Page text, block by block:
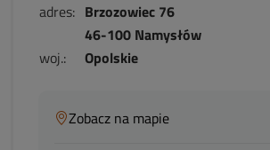
adres: Brzozowiec 76
46-100 Namysłów
woj.:
Opolskie
Zobacz na mapie